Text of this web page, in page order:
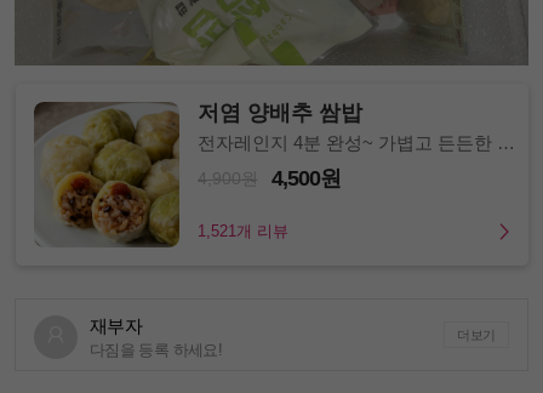
저염 양배추 쌈밥
전자레인지 4분 완성~ 가볍고 든든한 한
4,900원 4,500원
1,521개 리뷰
재부자
다짐을 등록 하세요!
더보기